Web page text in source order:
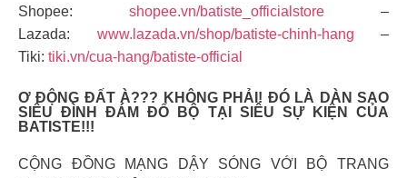
Shopee: shopee.vn/batiste_officialstore –
Lazada: www.lazada.vn/shop/batiste-chinh-hang –
Tiki: tiki.vn/cua-hang/batiste-official
Ơ ĐỘNG ĐẤT À??? KHÔNG PHẢI! ĐÓ LÀ DÀN SAO
SIÊU ĐÌNH ĐÁM ĐỔ BỘ TẠI SIÊU SỰ KIỆN CỦA
BATISTE!!!
CỘNG ĐỒNG MẠNG DẬY SÓNG VỚI BỘ TRANG